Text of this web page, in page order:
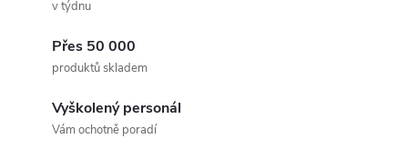
v týdnu
Přes 50 000
produktů skladem
Vyškolený personál
Vám ochotně poradí